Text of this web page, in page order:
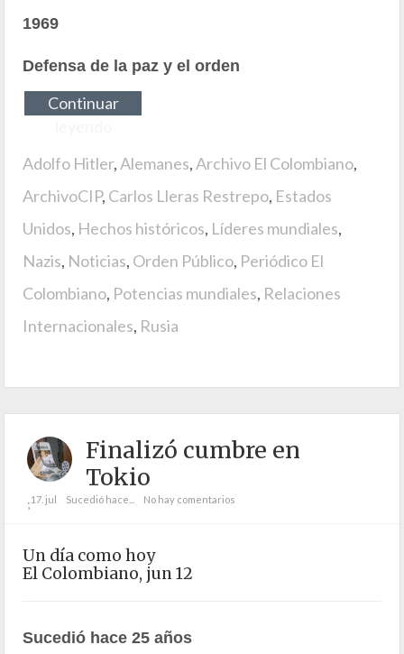
1969
Defensa de la paz y el orden
Continuar
Adolfo Hitler,Alemanes,Archivo El Colombiano,
ArchivoCIP, Carlos Lleras Restrepo, Estados
Unidos, Hechos históricos, Líderes mundiales,
Nazis, Noticias, Orden Público, Periódico El
Colombiano, Potencias mundiales, Relaciones
Internacionales, Rusia
Finalizó cumbre en
Tokio
;17. jul Sucedió hace... No hay comentarios
Un día como hoy
El Colombiano, jun 12
Sucedió hace 25 años